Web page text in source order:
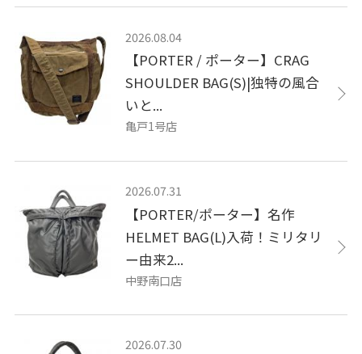
2026.08.04
【PORTER / ポーター】CRAG
SHOULDER BAG(S)|独特の風合
いと...
亀戸1号店
2026.07.31
【PORTER/ポーター】名作
HELMET BAG(L)入荷！ミリタリ
ー由来2...
中野南口店
2026.07.30